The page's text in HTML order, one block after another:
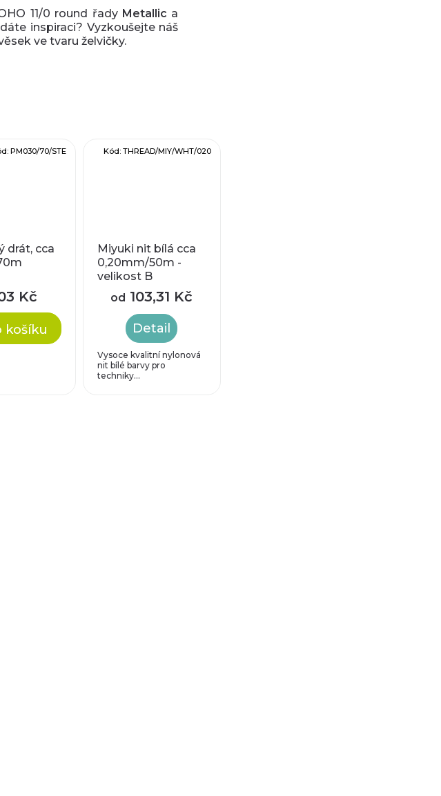
11/0 round řady Metallic a
inspiraci? Vyzkoušejte náš
ve tvaru želvičky.
drát, cca
Kč
košíku
PM030/70/STE
Miyuki nit bílá cca
0,20mm/50m -
velikost B
od 103,31 Kč
Detail
Vysoce kvalitní nylonová
nit bílé barvy pro
techniky...
Kód:THREAD/MIY/WHT/020